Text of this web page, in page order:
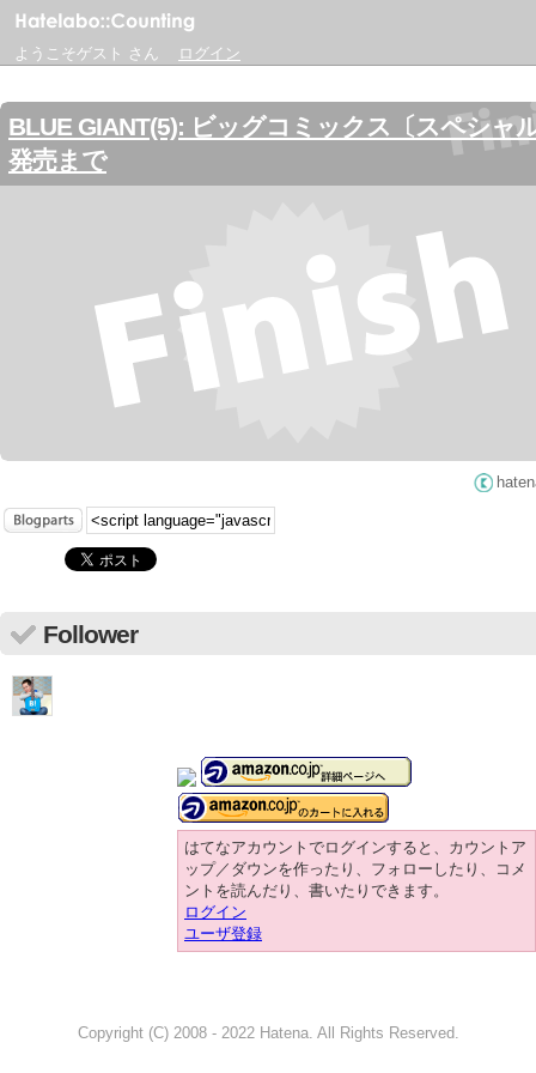
ようこそゲスト さん ログイン
BLUE GIANT(5): ビッグコミックス〔スペシャ
発売まで
Follower
はてなアカウントでログインすると、カウントア
ップ／ダウンを作ったり、フォローしたり、コメ
ントを読んだり、書いたりできます。
ログイン
ユーザ登録
Copyright (C) 2008 - 2022 Hatena. All Rights Reserved.